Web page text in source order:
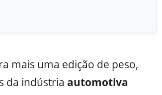
mais uma edição de peso,
da indústria automotiva